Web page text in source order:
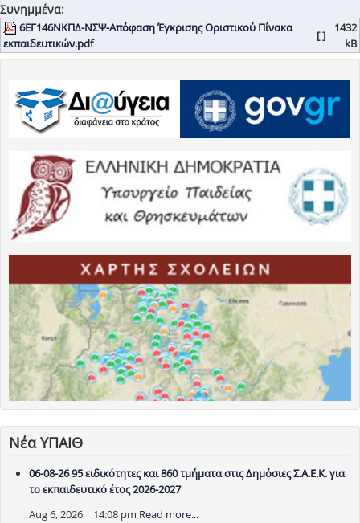
Συνημμένα:
6ΕΓ146ΝΚΠΔ-ΝΣΨ-Απόφαση Έγκρισης Οριστικού Πίνακα
εκπαιδευτικών.pdf
[ ]
1432
kB
Νέα ΥΠΑΙΘ
06-08-26 95 ειδικότητες και 860 τμήματα στις Δημόσιες Σ.Α.Ε.Κ. για
το εκπαιδευτικό έτος 2026-2027
Aug 6, 2026 | 14:08 pm Read more...